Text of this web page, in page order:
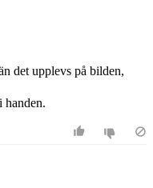
det upplevs på bilden,
handen.